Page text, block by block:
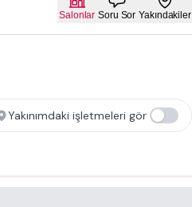
Salonlar Soru Sor Yakındakiler
Yakınımdaki işletmeleri gör